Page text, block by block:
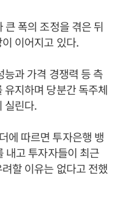
큰 폭의 조정을 겪은 뒤
이어지고 있다.
능과 가격 경쟁력 등 측
지하며 당분간 독주체
실린다.
에 따르면 투자은행 뱅
내고 투자자들이 최근
할 이유는 없다고 전했